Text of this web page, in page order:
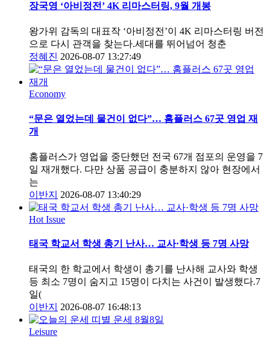
장국영 ‘아비정전’ 4K 리마스터링, 9월 개봉
왕가위 감독의 대표작 ‘아비정전’이 4K 리마스터링 버전
으로 다시 관객을 찾는다.세대를 뛰어넘어 청춘
정혜진 2026-08-07 13:27:49
Economy
“문은 열었는데 물건이 없다”… 홈플러스 67곳 영업 재
개
홈플러스가 영업을 중단했던 전국 67개 점포의 운영을 7
일 재개했다. 다만 상품 공급이 충분하지 않아 현장에서
는
이반지
2026-08-07 13:40:29
Hot Issue
태국 학교서 학생 총기 난사… 교사·학생 등 7명 사망
태국의 한 학교에서 학생이 총기를 난사해 교사와 학생
등 최소 7명이 숨지고 15명이 다치는 사건이 발생했다.7
일(
이반지
2026-08-07 16:48:13
Leisure